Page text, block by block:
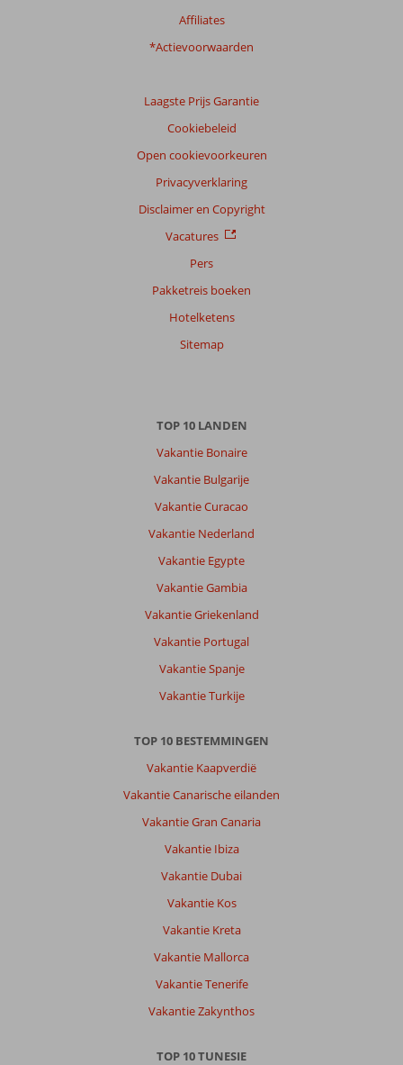
Affiliates
*Actievoorwaarden
Laagste Prijs Garantie
Cookiebeleid
Open cookievoorkeuren
Privacyverklaring
Disclaimer en Copyright
Vacatures
Pers
Pakketreis boeken
Hotelketens
Sitemap
TOP 10 LANDEN
Vakantie Bonaire
Vakantie Bulgarije
Vakantie Curacao
Vakantie Nederland
Vakantie Egypte
Vakantie Gambia
Vakantie Griekenland
Vakantie Portugal
Vakantie Spanje
Vakantie Turkije
TOP 10 BESTEMMINGEN
Vakantie Kaapverdië
Vakantie Canarische eilanden
Vakantie Gran Canaria
Vakantie Ibiza
Vakantie Dubai
Vakantie Kos
Vakantie Kreta
Vakantie Mallorca
Vakantie Tenerife
Vakantie Zakynthos
TOP 10 TUNESIE